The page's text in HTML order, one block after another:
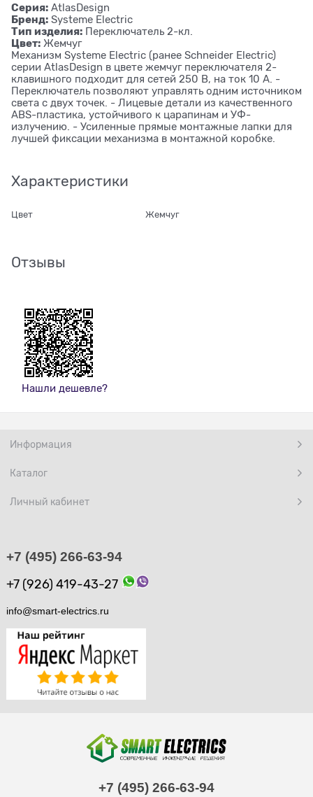
Серия: AtlasDesign
Бренд: Systeme Electric
Тип изделия: Переключатель 2-кл.
Цвет: Жемчуг
Механизм Systeme Electric (ранее Schneider Electric)
серии AtlasDesign в цвете жемчуг переключателя 2-
клавишного подходит для сетей 250 В, на ток 10 А. -
Переключатель позволяют управлять одним источником
света с двух точек. - Лицевые детали из качественного
ABS-пластика, устойчивого к царапинам и УФ-
излучению. - Усиленные прямые монтажные лапки для
лучшей фиксации механизма в монтажной коробке.
Характеристики
Цвет Жемчуг
Отзывы
Нашли дешевле?
Информация
Каталог
Личный кабинет
+7 (495) 266-63-94
+7 (926) 419-43-27
info@smart-electrics.ru
+7 (495) 266-63-94